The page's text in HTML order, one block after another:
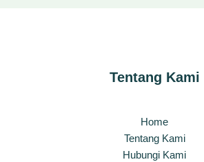
Tentang Kami
Home
Tentang Kami
Hubungi Kami